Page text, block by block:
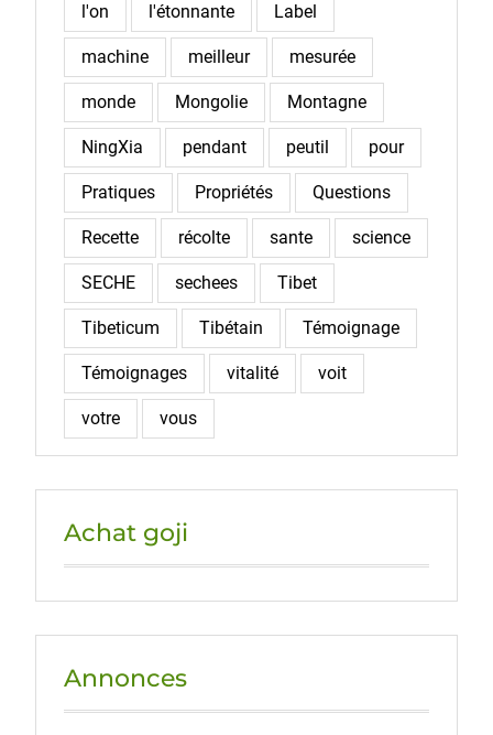
l'on l'étonnante Label
machine meilleur mesurée
monde Mongolie Montagne
NingXia pendant peutil pour
Pratiques Propriétés Questions
Recette récolte sante science
SECHE sechees Tibet
Tibeticum Tibétain Témoignage
Témoignages vitalité voit
votre vous
Achat goji
Annonces